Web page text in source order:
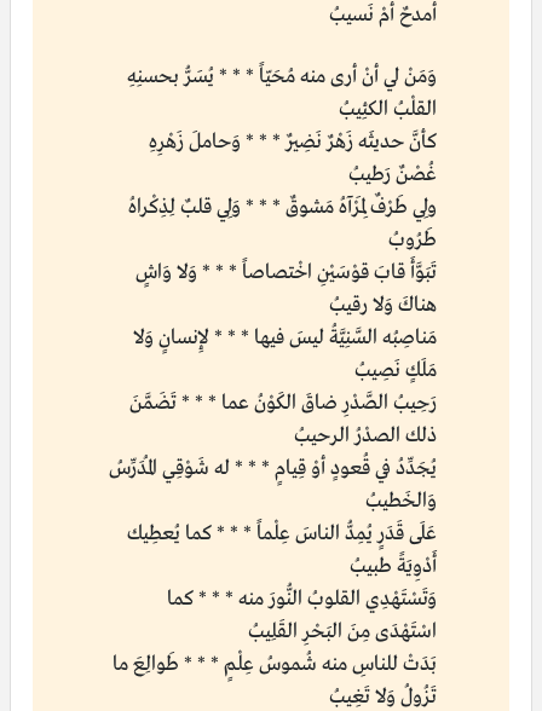
أمدحٌ أمْ نَسيبُ
وَمَنْ لي أنْ أرى منه مُحَيّاً * * * يُسَرُّ بحسنِهِ
القلْبُ الكئِيبُ
كأنَّ حديثَه زَهْرٌ نَضِيرٌ * * * وَحاملَ زَهْرِهِ
غُصْنٌ رَطيبُ
ولِي طَرْفٌ لِمَرْآهُ مَشوقٌ * * * وَلِي قلبٌ لِذِكْراهُ
طَرُوبُ
تَبَوَّأَ قابَ قوْسَيْنِ اخْتصاصاً * * * وَلا وَاشٍ
هناكَ وَلا رقيبُ
مَناصِبُه السَّنِيَّةُ ليسَ فيها * * * لإِنسانٍ وَلا
مَلَكٍ نَصِيبُ
رَحِيبُ الصَّدْرِ ضاقَ الكَوْنُ عما * * * تَضَمَّنَ
ذلك الصدْرُ الرحيبُ
يُجَدِّدُ في قُعودٍ أوْ قِيامٍ * * * له شَوْقِي المُدَرِّسُ
وَالخَطيبُ
عَلَى قَدَرٍ يُمِدُّ الناسَ عِلْماً * * * كما يُعطِيك
أَدْوِيَةً طبيبُ
وَتَسْتَهْدِي القلوبُ النُّورَ منه * * * كما
اسْتَهْدَى مِنَ البَحْرِ القَلِيبُ
بَدَتْ للناسِ منه شُموسُ عِلْمٍ * * * طَوالِعَ ما
تَزُولُ وَلا تَغِيبُ